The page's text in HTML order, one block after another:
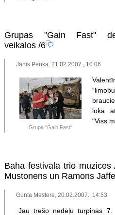
Grupas "Gain Fast"
veikalos/6
Jānis Penka, 21.02.2007., 10:06
Grupa "Gain Fast"
lokā
"Viss
Baha festivālā trio muzicēs
Mustonens un Ramons Jaffe
Gunta Mestere, 20.02.2007., 14:53
Jau trešo nedēļu turpinās 7.